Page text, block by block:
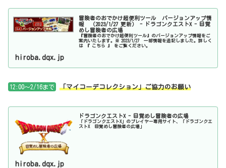
冒険者のおでかけ超便利ツール バージョンアップ情
報 （2023/1/27 更新） - ドラゴンクエストX - 目覚
めし冒険者の広場
『冒険者のおでかけ超便利ツール』のバージョンアップ情報をご
案内いたします。※ 2023/1/27 一部情報を追記しました。詳しく
は 『 こちら 』 をご覧ください。
hiroba.dqx.jp
12:00～2/16まで 「マイコーデコレクション」ご協力のお願い
ドラゴンクエストX - 目覚めし冒険者の広場
「ドラゴンクエストX」のプレイヤー専用サイト、「ドラゴンクエ
ストX 目覚めし冒険者の広場」
hiroba.dqx.jp